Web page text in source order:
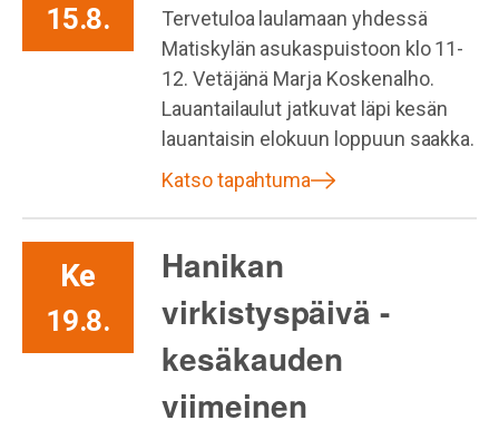
15.8.
Tervetuloa laulamaan yhdessä
Matiskylän asukaspuistoon klo 11-
12. Vetäjänä Marja Koskenalho.
Lauantailaulut jatkuvat läpi kesän
lauantaisin elokuun loppuun saakka.
Katso tapahtuma
Ke
19.8.
Hanikan
virkistyspäivä -
kesäkauden
viimeinen